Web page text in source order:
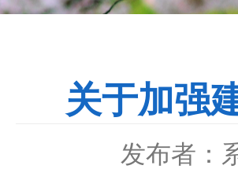
关于加强
发布者：